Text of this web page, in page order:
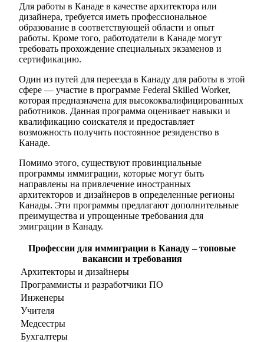
Для работы в Канаде в качестве архитектора или
дизайнера, требуется иметь профессиональное
образование в соответствующей области и опыт
работы. Кроме того, работодатели в Канаде могут
требовать прохождение специальных экзаменов и
сертификацию.
Один из путей для переезда в Канаду для работы в этой
сфере — участие в программе Federal Skilled Worker,
которая предназначена для высококвалифицированных
работников. Данная программа оценивает навыки и
квалификацию соискателя и предоставляет
возможность получить постоянное резиденство в
Канаде.
Помимо этого, существуют провинциальные
программы иммиграции, которые могут быть
направлены на привлечение иностранных
архитекторов и дизайнеров в определенные регионы
Канады. Эти программы предлагают дополнительные
преимущества и упрощенные требования для
эмиграции в Канаду.
Профессии для иммиграции в Канаду – топовые
вакансии и требования
Архитекторы и дизайнеры
Программисты и разработчики ПО
Инженеры
Учителя
Медсестры
Бухгалтеры